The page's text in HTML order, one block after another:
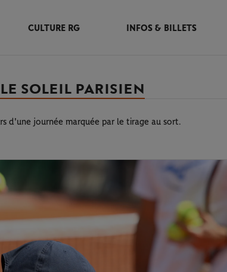
CULTURE RG INFOS & BILLETS
SOLEIL PARISIEN
d'une journée marquée par le tirage au sort.